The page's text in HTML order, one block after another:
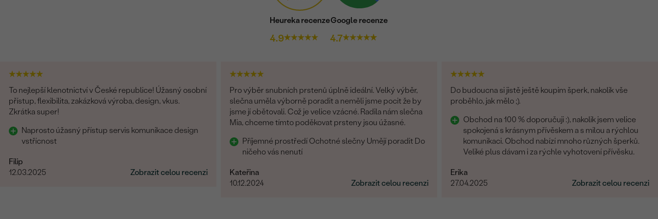
Heureka recenze
4.9
Google recenze
4.7
To nejlepší klenotnictví v České republice! Úžasný osobní
přístup, flexibilita, zakázková výroba, design, vkus.
Zkrátka super!
Naprosto úžasný přístup servis komunikace design
vstřícnost
Filip
12.03.2025
Zobrazit celou recenzi
Pro výběr snubních prstenů úplně ideální. Velký výběr,
slečna uměla výborně poradit a neměli jsme pocit že by
jsme jí obětovali. Což je velice vzácné. Radila nám slečna
Mia, chceme tímto poděkovat prsteny jsou úžasné.
Příjemné prostředí Ochotné slečny Umějí poradit Do
ničeho vás nenutí
Kateřina
10.12.2024
Zobrazit celou recenzi
Do budoucna si jistě ještě koupim šperk, nakolik vše
proběhlo, jak mělo ;).
Obchod na 100 % doporučuji :), nakolik jsem velice
spokojená s krásnym přívěskem a s milou a rýchlou
komunikaci. Obchod nabízí mnoho různých šperků.
Veliké plus dávam i za rýchle vyhotovení přívěsku.
Erika
27.04.2025
Zobrazit celou recenzi